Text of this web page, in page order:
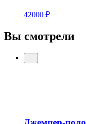
42000 ₽
Вы смотрели